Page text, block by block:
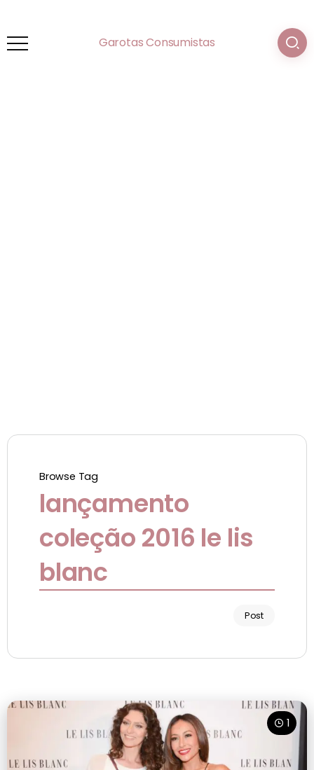
Garotas Consumistas
Browse Tag
lançamento
coleção 2016 le lis
blanc
Post
1